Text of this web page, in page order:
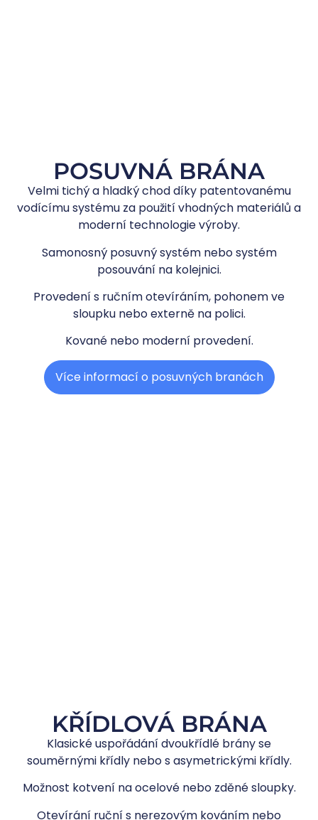
POSUVNÁ BRÁNA
Velmi tichý a hladký chod díky patentovanému
vodícímu systému za použití vhodných materiálů a
moderní technologie výroby.
Samonosný posuvný systém nebo systém
posouvání na kolejnici.
Provedení s ručním otevíráním, pohonem ve
sloupku nebo externě na polici.
Kované nebo moderní provedení.
Více informací o posuvných branách
KŘÍDLOVÁ BRÁNA
Klasické uspořádání dvoukřídlé brány se
souměrnými křídly nebo s asymetrickými křídly.
Možnost kotvení na ocelové nebo zděné sloupky.
Otevírání ruční s nerezovým kováním nebo